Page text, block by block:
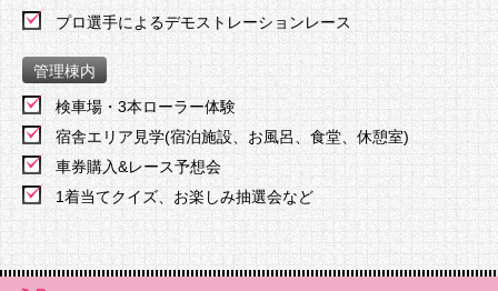
プロ選手によるデモストレーションレース
管理棟内
検車場・3本ローラー体験
宿舎エリア見学(宿泊施設、お風呂、食堂、休憩室)
車券購入&レース予想会
1着当てクイズ、お楽しみ抽選会など